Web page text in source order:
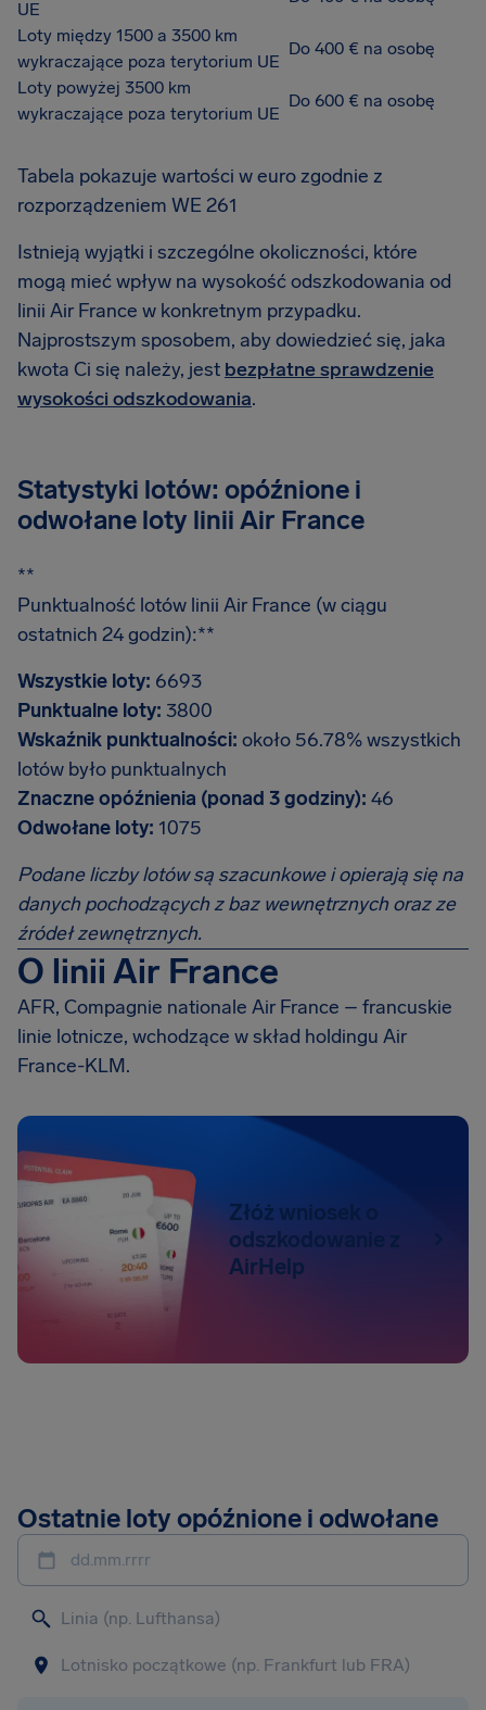
UE
Loty między 1500 a 3500 km
wykraczające poza terytorium UE
Do 400 € na osobę
Loty powyżej 3500 km
wykraczające poza terytorium UE
Do 600 € na osobę
Tabela pokazuje wartości w euro zgodnie z
rozporządzeniem WE 261
Istnieją wyjątki i szczególne okoliczności, które
mogą mieć wpływ na wysokość odszkodowania od
linii Air France w konkretnym przypadku.
Najprostszym sposobem, aby dowiedzieć się, jaka
kwota Ci się należy, jest bezpłatne sprawdzenie
wysokości odszkodowania.
Statystyki lotów: opóźnione i
odwołane loty linii Air France
**
Punktualność lotów linii Air France (w ciągu
ostatnich 24 godzin):**
Wszystkie loty: 6693
Punktualne loty: 3800
Wskaźnik punktualności: około 56.78% wszystkich
lotów było punktualnych
Znaczne opóźnienia (ponad 3 godziny): 46
Odwołane loty: 1075
Podane liczby lotów są szacunkowe i opierają się na
danych pochodzących z baz wewnętrznych oraz ze
źródeł zewnętrznych.
O linii Air France
AFR, Compagnie nationale Air France – francuskie
linie lotnicze, wchodzące w skład holdingu Air
France-KLM.
Złóż wniosek o
odszkodowanie z
AirHelp
Ostatnie loty opóźnione i odwołane
dd.mm.rrrr